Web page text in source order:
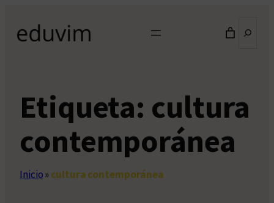
contenido
Etiqueta: cultura
contemporánea
Inicio»cultura contemporánea